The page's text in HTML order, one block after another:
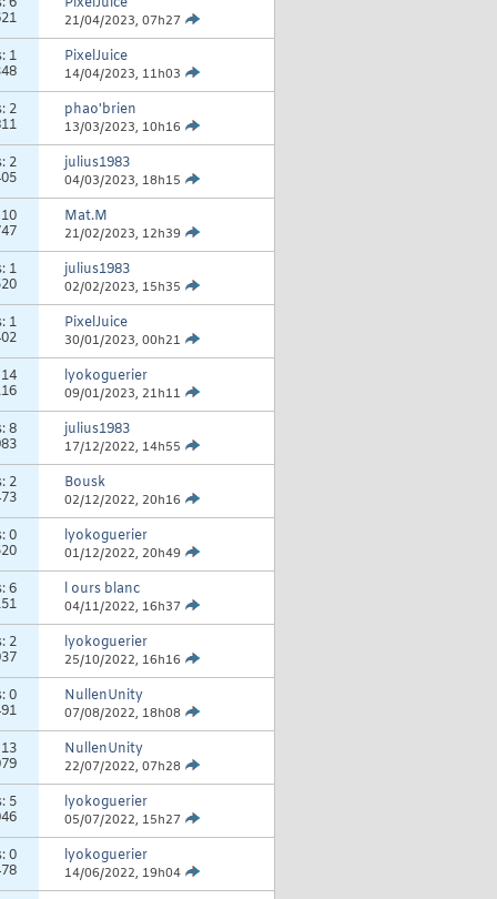
21/04/2023, 07h27
1
PixelJuice
14/04/2023, 11h03
2
phao'brien
13/03/2023, 10h16
2
julius1983
04/03/2023, 18h15
10
Mat.M
21/02/2023, 12h39
1
julius1983
02/02/2023, 15h35
1
PixelJuice
30/01/2023, 00h21
14
lyokoguerier
09/01/2023, 21h11
8
julius1983
17/12/2022, 14h55
2
Bousk
02/12/2022, 20h16
0
lyokoguerier
01/12/2022, 20h49
6
l ours blanc
04/11/2022, 16h37
2
lyokoguerier
25/10/2022, 16h16
0
NullenUnity
07/08/2022, 18h08
13
NullenUnity
22/07/2022, 07h28
5
lyokoguerier
05/07/2022, 15h27
0
lyokoguerier
14/06/2022, 19h04